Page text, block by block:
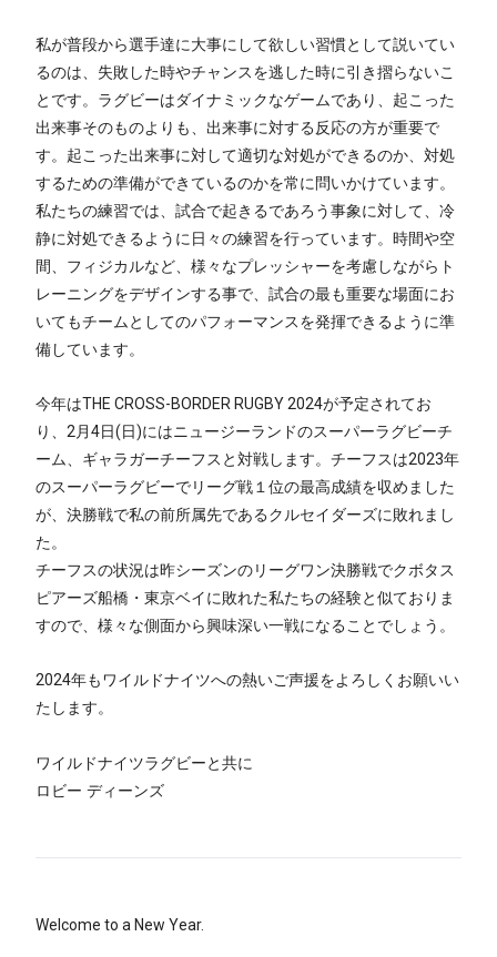
私が普段から選手達に大事にして欲しい習慣として説いてい
るのは、失敗した時やチャンスを逃した時に引き摺らないこ
とです。ラグビーはダイナミックなゲームであり、起こった
出来事そのものよりも、出来事に対する反応の方が重要で
す。起こった出来事に対して適切な対処ができるのか、対処
するための準備ができているのかを常に問いかけています。
私たちの練習では、試合で起きるであろう事象に対して、冷
静に対処できるように日々の練習を行っています。時間や空
間、フィジカルなど、様々なプレッシャーを考慮しながらト
レーニングをデザインする事で、試合の最も重要な場面にお
いてもチームとしてのパフォーマンスを発揮できるように準
備しています。
今年はTHE CROSS-BORDER RUGBY 2024が予定されてお
り、2月4日(日)にはニュージーランドのスーパーラグビーチ
ーム、ギャラガーチーフスと対戦します。チーフスは2023年
のスーパーラグビーでリーグ戦１位の最高成績を収めました
が、決勝戦で私の前所属先であるクルセイダーズに敗れまし
た。
チーフスの状況は昨シーズンのリーグワン決勝戦でクボタス
ピアーズ船橋・東京ベイに敗れた私たちの経験と似ておりま
すので、様々な側面から興味深い一戦になることでしょう。
2024年もワイルドナイツへの熱いご声援をよろしくお願いい
たします。
ワイルドナイツラグビーと共に
ロビー ディーンズ
Welcome to a New Year.